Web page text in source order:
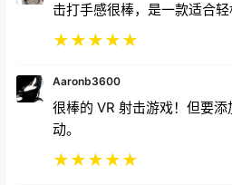
击打手感很棒，是一款适合轻
★★★★★
Aaronb3600
很棒的 VR 射击游戏！但要
动。
★★★★★